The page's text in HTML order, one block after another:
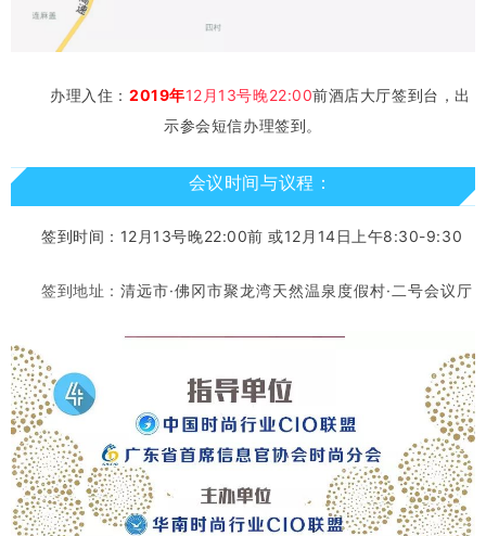
办理入住： 2019年12月13号晚22:00前酒店大厅签到台，出
示参会短信办理签到。
会议时间与议程：
签到时间：12月13号晚22:00前 或12月14日上午8:30-9:30
签到地址： 清远市·佛冈市聚龙湾天然温泉度假村·二号会议厅